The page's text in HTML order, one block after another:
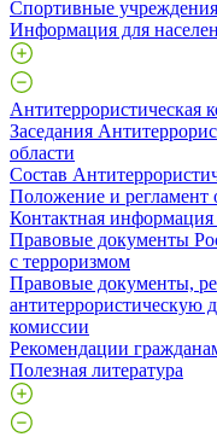
Спортивные
Информация для
Антитеррористическая
Заседания
области
Состав
Положение и регламент
Контактная
Правовые документы
с терроризмом
Правовые документы,
антитеррористическую
комиссии
Рекомендации
Полезная литература